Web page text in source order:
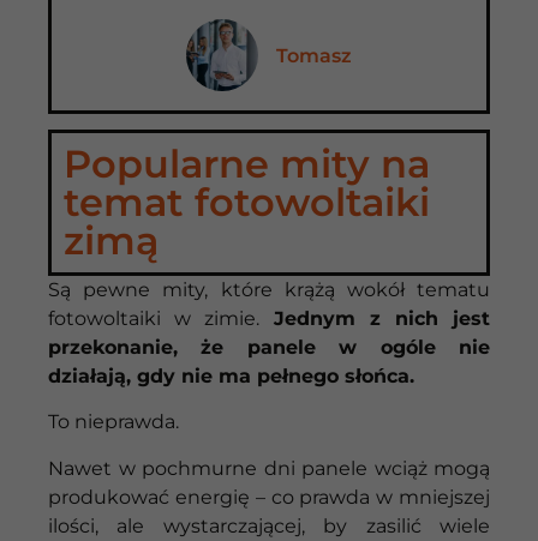
Tomasz
Popularne mity na
temat fotowoltaiki
zimą
Są pewne mity, które krążą wokół tematu
fotowoltaiki w zimie. Jednym z nich jest
przekonanie, że panele w ogóle nie
działają, gdy nie ma pełnego słońca.
To nieprawda.
Nawet w pochmurne dni panele wciąż mogą
produkować energię – co prawda w mniejszej
ilości, ale wystarczającej, by zasilić wiele